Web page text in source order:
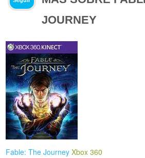
JOURNEY
Fable: The Journey Xbox 360